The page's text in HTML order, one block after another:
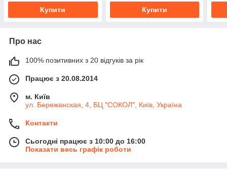
Купити Купити
Про нас
100% позитивних з 20 відгуків за рік
Працює з 20.08.2014
м. Київ
ул. Бережанская, 4, БЦ "СОКОЛ", Київ, Україна
Контакти
Сьогодні працює з 10:00 до 16:00
Показати весь графік роботи